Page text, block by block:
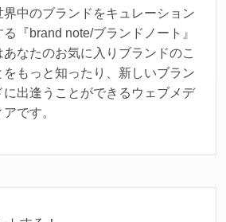
界中のブランドをキュレーション
る『brand note/ブランドノート』
あなたのお気に入りブランドのこ
をもっと知ったり、新しいブラン
に出逢うことができるウェブメデ
アです。